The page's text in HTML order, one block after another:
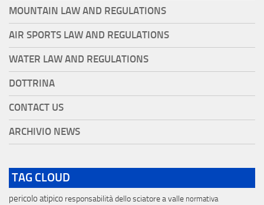
MOUNTAIN LAW AND REGULATIONS
AIR SPORTS LAW AND REGULATIONS
WATER LAW AND REGULATIONS
DOTTRINA
CONTACT US
ARCHIVIO NEWS
TAG CLOUD
pericolo atipico responsabilità dello sciatore a valle normativa